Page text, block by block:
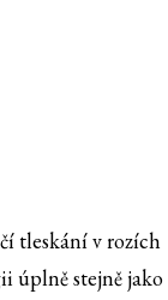
tleskání v rozích
úplně stejně jako